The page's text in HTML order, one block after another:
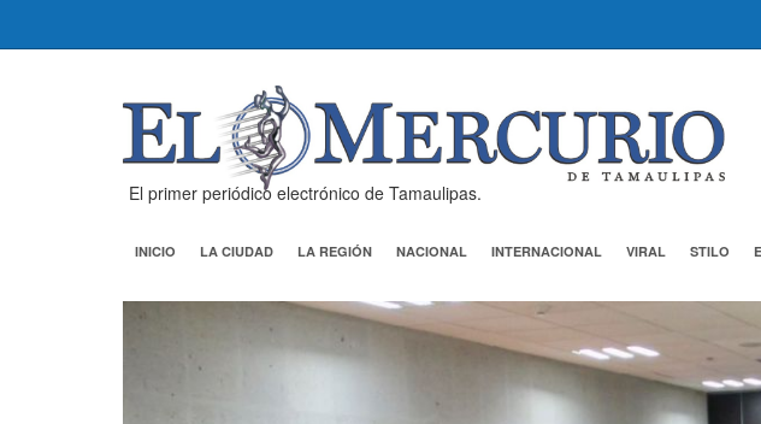
El primer periódico electrónico de Tamaulipas.
INICIO LA CIUDAD LA REGIÓN NACIONAL INTERNACIONAL VIRAL STILO